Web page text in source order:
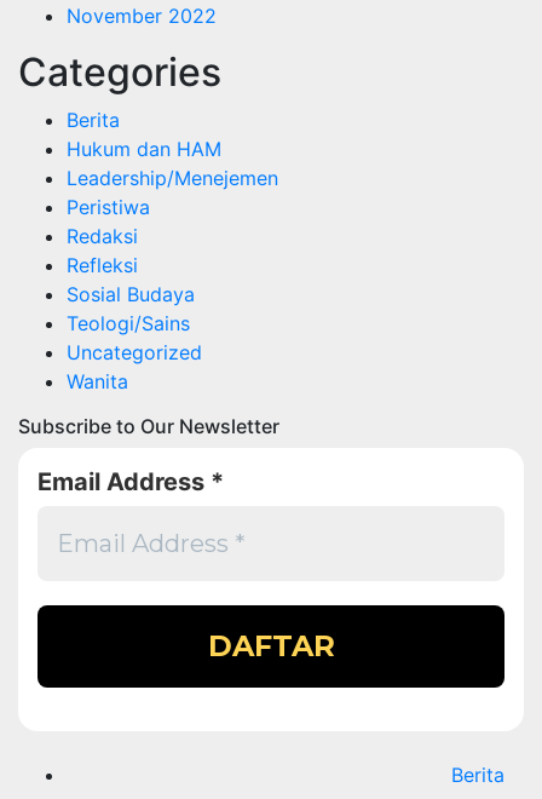
November 2022
Categories
Berita
Hukum dan HAM
Leadership/Menejemen
Peristiwa
Redaksi
Refleksi
Sosial Budaya
Teologi/Sains
Uncategorized
Wanita
Subscribe to Our Newsletter
Email Address *
Berita